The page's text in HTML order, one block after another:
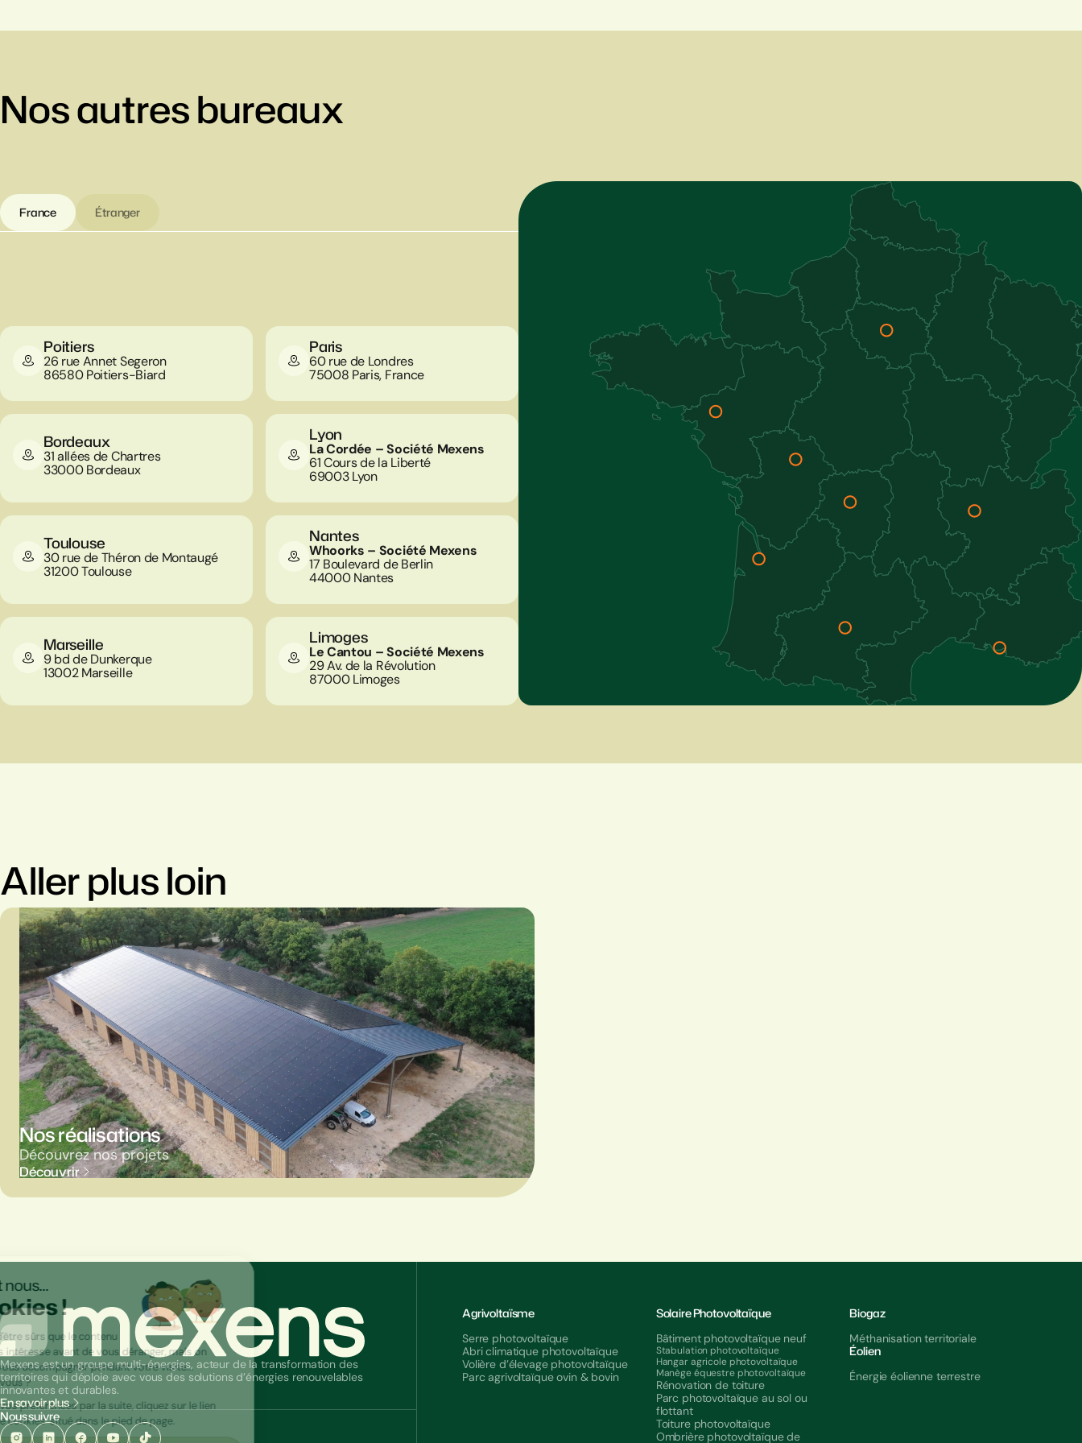
Nos autres bureaux
France Étranger
Poitiers
26 rue Annet Segeron
86580 Poitiers-Biard
Paris
60 rue de Londres
75008 Paris, France
Bordeaux
31 allées de Chartres
33000 Bordeaux
Lyon
La Cordée – Société Mexens
61 Cours de la Liberté
69003 Lyon
Toulouse
30 rue de Théron de Montaugé
31200 Toulouse
Nantes
Whoorks – Société Mexens
17 Boulevard de Berlin
44000 Nantes
Marseille
9 bd de Dunkerque
13002 Marseille
Limoges
Le Cantou – Société Mexens
29 Av. de la Révolution
87000 Limoges
Aller plus loin
Nos réalisations
Découvrez nos projets
Découvrir
Mexens est un groupe multi-énergies, acteur de la transformation des
territoires qui déploie avec vous des solutions d’énergies renouvelables
innovantes et durables.
En savoir plus
Nous suivre
Agrivoltaïsme
Serre photovoltaïque
Abri climatique photovoltaïque
Volière d’élevage photovoltaïque
Parc agrivoltaïque ovin & bovin
Solaire Photovoltaïque
Bâtiment photovoltaïque neuf
Stabulation photovoltaïque
Hangar agricole photovoltaïque
Manège équestre photovoltaïque
Rénovation de toiture
Parc photovoltaïque au sol ou
flottant
Toiture photovoltaïque
Ombrière photovoltaïque de
Biogaz
Méthanisation territoriale
Éolien
Énergie éolienne terrestre